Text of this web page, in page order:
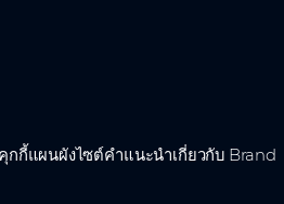
กกี้แผนผังไซต์คำแนะนำเกี่ยวกับ Brand